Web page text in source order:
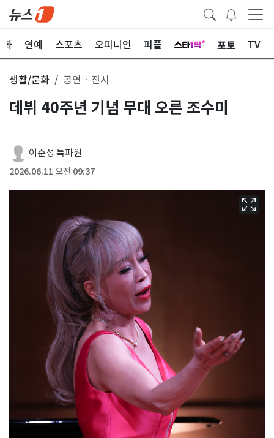
화 연예 스포츠 오피니언 피플 포토 TV
생활/문화 공연ㆍ전시
데뷔 40주년 기념 무대 오른 조수미
이준성 특파원
2026.06.11 오전 09:37